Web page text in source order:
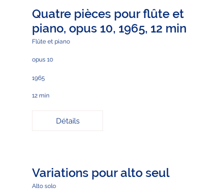
Quatre pièces pour flûte et
piano, opus 10, 1965, 12 min
Flûte et piano
opus 10
1965
12 min
Détails
Variations pour alto seul
Alto solo